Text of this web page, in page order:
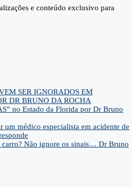
e conteúdo exclusivo para
SER IGNORADOS EM
DR BRUNO DA ROCHA
no Estado da Florida por Dr Bruno
um médico especialista em acidente de
carro? Não ignore os sinais… Dr Bruno